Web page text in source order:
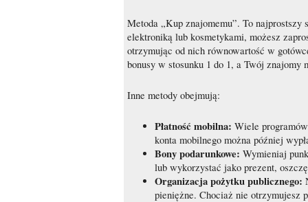
Metoda „Kup znajomemu”. To najprostszy
elektroniką lub kosmetykami, możesz
otrzymując od nich równowartość w
bonusy w stosunku 1 do 1, a Twój
Inne metody obejmują:
Płatność mobilna: Wiele
konta mobilnego można później
Bony podarunkowe: Wymieniaj
lub wykorzystać jako prezent,
Organizacja pożytku publicznego:
pieniężne. Chociaż nie otrzymujesz